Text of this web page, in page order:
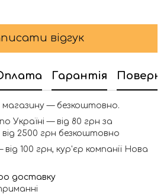
відгук
Гарантія
магазину — безкоштовно.
Україні — від 80 грн за
2500 грн безкоштовно
100 грн, кур'єр компанії Нова
доставку